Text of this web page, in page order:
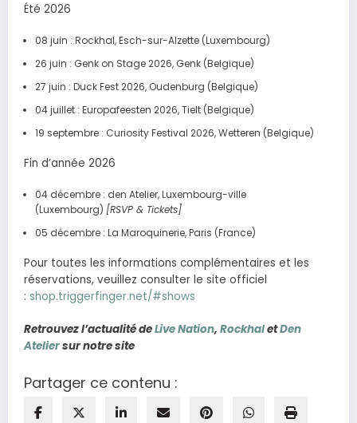
Été 2026
08 juin : Rockhal, Esch-sur-Alzette (Luxembourg)
26 juin : Genk on Stage 2026, Genk (Belgique)
27 juin : Duck Fest 2026, Oudenburg (Belgique)
04 juillet : Europafeesten 2026, Tielt (Belgique)
19 septembre : Curiosity Festival 2026, Wetteren (Belgique)
Fin d’année 2026
04 décembre : den Atelier, Luxembourg-ville
(Luxembourg) [RSVP & Tickets]
05 décembre : La Maroquinerie, Paris (France)
Pour toutes les informations complémentaires et les
réservations, veuillez consulter le site officiel
: shop.triggerfinger.net/#shows
Retrouvez l’actualité deLive Nation, RockhaletDen
Ateliersur notre site
Partager ce contenu :